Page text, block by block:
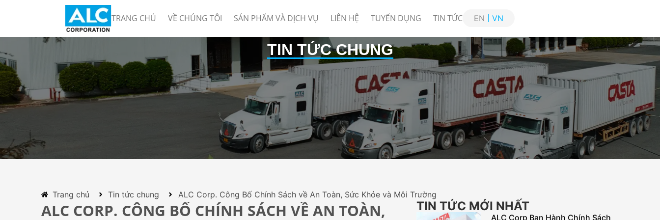
TRANG CHỦ VỀ CHÚNG TÔI SẢN PHẨM VÀ DỊCH VỤ LIÊN HỆ TUYỂN DỤNG TIN TỨC EN VN
TIN TỨC CHUNG
Trang chủ Tin tức chung ALC Corp. Công Bố Chính Sách về An Toàn, Sức Khỏe và Môi Trường
ALC CORP. CÔNG BỐ CHÍNH SÁCH VỀ AN TOÀN, TIN TỨC MỚI NHẤT
ALC Corp Ban Hành Chính Sách